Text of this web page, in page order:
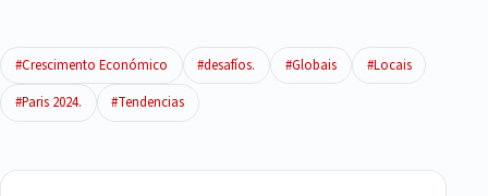
#Crescimento Económico #desafíos. #Globais
#Locais
#Paris 2024.
#Tendencias